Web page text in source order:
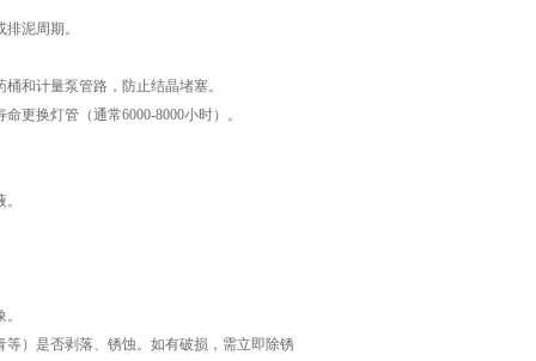
泥周期。
和计量泵管路，防止结晶堵塞。
换灯管（通常6000-8000小时）。
）是否剥落、锈蚀。如有破损，需立即除锈